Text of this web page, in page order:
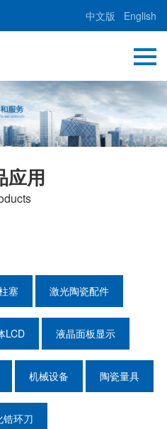
中文版 English
应用
塞 激光陶瓷配件
LCD 液晶面板显示
机械设备 陶瓷量具
锆环刀